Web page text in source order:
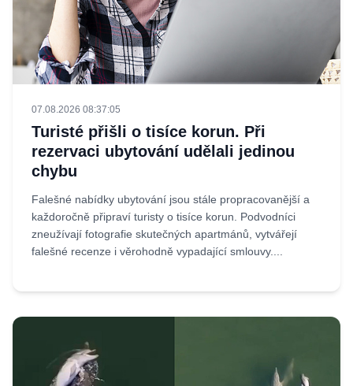
07.08.2026 08:37:05
Turisté přišli o tisíce korun. Při
rezervaci ubytování udělali jedinou
chybu
Falešné nabídky ubytování jsou stále propracovanější a
každoročně připraví turisty o tisíce korun. Podvodníci
zneužívají fotografie skutečných apartmánů, vytvářejí
falešné recenze i věrohodně vypadající smlouvy....